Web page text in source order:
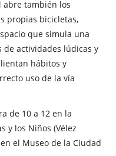
abre también los
propias bicicletas,
que simula una
de actividades lúdicas y
hábitos y
uso de la vía
de 10 a 12 en la
y los Niños (Vélez
el Museo de la Ciudad